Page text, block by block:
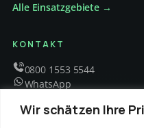
Wir schätzen Ihre
Alle Einsatzgebiete →
KONTAKT
0800 1553 5544
WhatsApp
Mo – Fr 8 – 18 Uhr